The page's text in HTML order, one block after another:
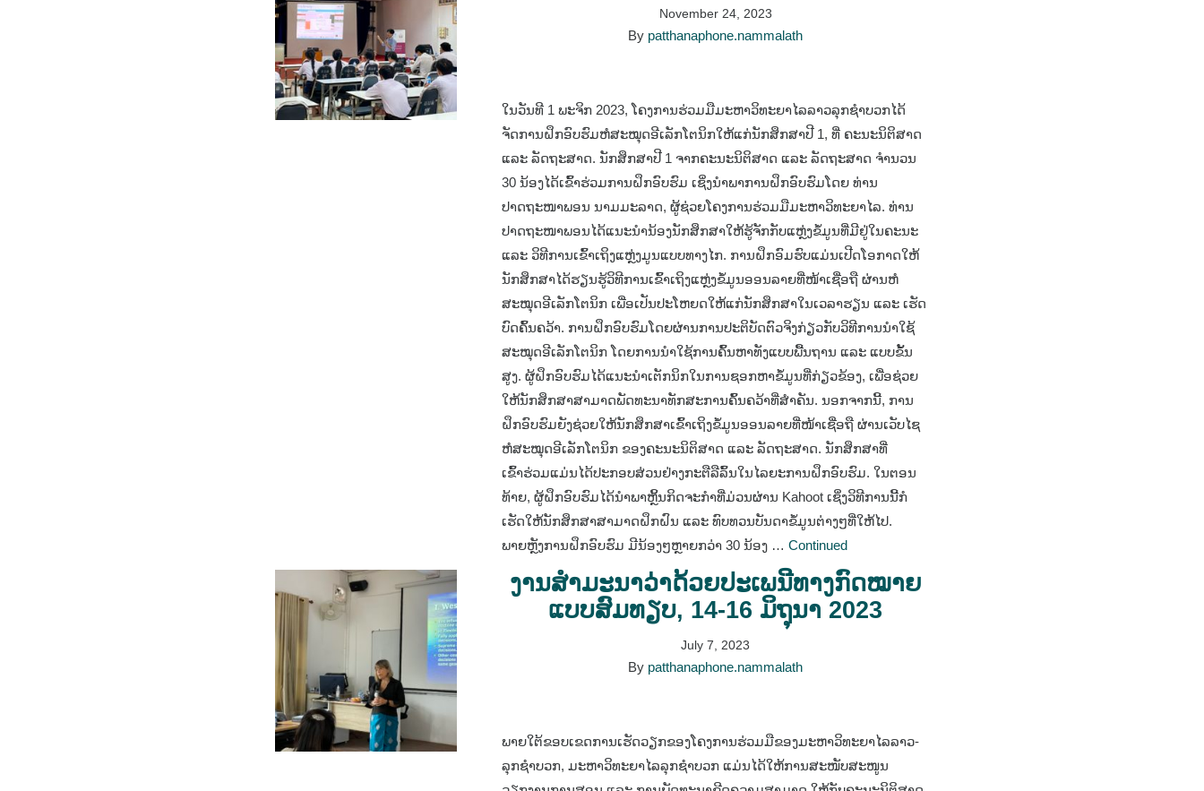
November 24, 2023
By patthanaphone.nammalath
ໃນວັນທີ 1 ພະຈິກ 2023, ໂຄງການຮ່ວມມືມະຫາວິທະຍາໄລລາວລຸກຊໍາບວກໄດ້
ຈັດການຝຶກອົບຮົມຫໍສະໝຸດອີເລັກໂຕນິກໃຫ້ແກ່ນັກສຶກສາປີ 1, ທີ່ ຄະນະນິຕິສາດ
ແລະ ລັດຖະສາດ. ນັກສຶກສາປີ 1 ຈາກຄະນະນິຕິສາດ ແລະ ລັດຖະສາດ ຈໍານວນ
30 ນ້ອງໄດ້ເຂົ້າຮ່ວມການຝຶກອົບຮົມ ເຊິ່ງນໍາພາການຝຶກອົບຮົມໂດຍ ທ່ານ
ປາດຖະໜາພອນ ນາມມະລາດ, ຜູ້ຊ່ວຍໂຄງການຮ່ວມມືມະຫາວິທະຍາໄລ. ທ່ານ
ປາດຖະໜາພອນໄດ້ແນະນໍານ້ອງນັກສຶກສາໃຫ້ຮູ້ຈັກກັບແຫຼ່ງຂໍ້ມູນທີ່ມີຢູ່ໃນຄະນະ
ແລະ ວິທີການເຂົ້າເຖິງແຫຼ່ງມູນແບບທາງໄກ. ການຝຶກອົມຮົບແມ່ນເປີດໂອກາດໃຫ້
ນັກສຶກສາໄດ້ຮຽນຮູ້ວິທີການເຂົ້າເຖິງແຫຼ່ງຂໍ້ມູນອອນລາຍທີ່ໜ້າເຊື່ອຖື ຜ່ານຫໍ
ສະໝຸດອີເລັກໂຕນິກ ເພື່ອເປັນປະໂຫຍດໃຫ້ແກ່ນັກສຶກສາໃນເວລາຮຽນ ແລະ ເຮັດ
ບົດຄົ້ນຄວ້າ. ການຝຶກອົບຮົມໂດຍຜ່ານການປະຕິບັດຕົວຈິງກ່ຽວກັບວິທີການນໍາໃຊ້
ສະໝຸດອີເລັກໂຕນິກ ໂດຍການນໍາໃຊ້ການຄົ້ນຫາທັງແບບພື້ນຖານ ແລະ ແບບຂັ້ນ
ສູງ. ຜູ້ຝຶກອົບຮົມໄດ້ແນະນໍາເຕັກນິກໃນການຊອກຫາຂໍ້ມູນທີ່ກ່ຽວຂ້ອງ, ເພື່ອຊ່ວຍ
ໃຫ້ນັກສຶກສາສາມາດພັດທະນາທັກສະການຄົ້ນຄວ້າທີ່ສໍາຄັນ. ນອກຈາກນີ້, ການ
ຝຶກອົບຮົມຍັງຊ່ວຍໃຫ້ນັກສຶກສາເຂົ້າເຖິງຂໍ້ມູນອອນລາຍທີ່ໜ້າເຊື່ອຖື ຜ່ານເວັບໄຊ
ຫໍສະໝຸດອີເລັກໂຕນິກ ຂອງຄະນະນິຕິສາດ ແລະ ລັດຖະສາດ. ນັກສຶກສາທີ່
ເຂົ້າຮ່ວມແມ່ນໄດ້ປະກອບສ່ວນຢ່າງກະຕືລືລົ້ນໃນໄລຍະການຝຶກອົບຮົມ. ໃນຕອນ
ທ້າຍ, ຜູ້ຝຶກອົບຮົມໄດ້ນໍາພາຫຼິ້ນກິດຈະກໍາທີ່ມ່ວນຜ່ານ Kahoot ເຊິ່ງວິທີການນີ້ກໍ
ເຮັດໃຫ້ນັກສຶກສາສາມາດຝຶກຝົນ ແລະ ທົບທວນບັນດາຂໍ້ມູນຕ່າງໆທີ່ໃຫ້ໄປ.
ພາຍຫຼັງການຝຶກອົບຮົມ ມີນ້ອງໆຫຼາຍກວ່າ 30​ ນ້ອງ …Continued
ງານສໍາມະນາວ່າດ້ວຍປະເພນີທາງກົດໝາຍ
ແບບສົມທຽບ, 14-16 ມິຖຸນາ 2023
July 7, 2023
By patthanaphone.nammalath
ພາຍໃຕ້ຂອບເຂດການເຮັດວຽກຂອງໂຄງການຮ່ວມມືຂອງມະຫາວິທະຍາໄລລາວ-
ລຸກຊໍາບວກ, ມະຫາວິທະຍາໄລລຸກຊໍາບວກ ແມ່ນໄດ້ໃຫ້ການສະໜັບສະໜູນ